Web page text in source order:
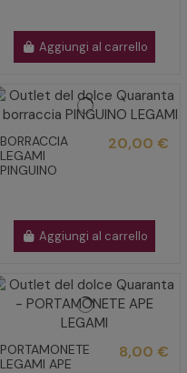
Aggiungi al carrello
BORRACCIA
LEGAMI
PINGUINO
20,00 €
Aggiungi al carrello
PORTAMONETE
LEGAMI APE
8,00 €